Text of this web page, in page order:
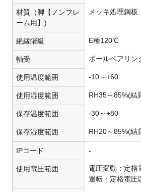
材質（脚【ノンフレ
ーム用】)
メッキ処理鋼板
絶縁階級 E種120℃
軸受 ボールベアリン
使用温度範囲 -10～+60
使用湿度範囲 RH35～85%(結
保存温度範囲 -30～+80
保存湿度範囲 RH20～85%(結
IPコード -
使用電圧範囲
電圧変動：定格
運転：定格電圧